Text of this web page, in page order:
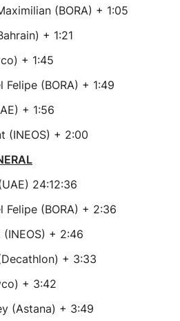
(BORA) + 1:05
+ 1:21
+ 1:45
Felipe (BORA) + 1:49
+ 1:56
(INEOS) + 2:00
24:12:36
Felipe (BORA) + 2:36
+ 2:46
+ 3:33
+ 3:42
(Astana) + 3:49